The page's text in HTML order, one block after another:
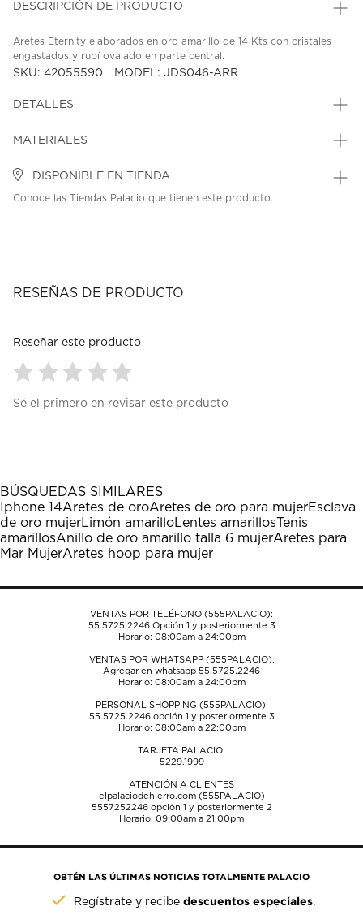
DESCRIPCIÓN DE PRODUCTO
Aretes Eternity elaborados en oro amarillo de 14 Kts con cristales
engastados y rubí ovalado en parte central.
SKU: 42055590 MODEL: JDS046-ARR
DETALLES
MATERIALES
DISPONIBLE EN TIENDA
Conoce las Tiendas Palacio que tienen este producto.
RESEÑAS DE PRODUCTO
Reseñar este producto
para
1
estrella
Esta
acción
abrirá
el
de
para
estrellas.
Esta
acción
abrirá
el
de
para
estrellas.
Esta
acción
abrirá
el
de
para
estrellas.
Esta
acción
abrirá
el
de
para
estrellas.
Esta
acción
abrirá
el
de
Sé el primero en revisar este producto
BÚSQUEDAS SIMILARES
Iphone 14Aretes de oroAretes de oro para mujerEsclava
de oro mujerLimón amarilloLentes amarillosTenis
amarillosAnillo de oro amarillo talla 6 mujerAretes para
Mar MujerAretes hoop para mujer
VENTAS POR TELÉFONO (555PALACIO):
55.5725.2246Opción 1 y posteriormente 3
Horario: 08:00am a 24:00pm
VENTAS POR WHATSAPP (555PALACIO):
Agregar en whatsapp 55.5725.2246
Horario: 08:00am a 24:00pm
PERSONAL SHOPPING (555PALACIO):
55.5725.2246opción 1 y posteriormente 3
Horario: 08:00am a 22:00pm
TARJETA PALACIO:
5229.1999
ATENCIÓN A CLIENTES
elpalaciodehierro.com (555PALACIO)
5557252246opción 1 y posteriormente 2
Horario: 09:00am a 21:00pm
OBTÉN LAS ÚLTIMAS NOTICIAS TOTALMENTE PALACIO
Regístrate y recibedescuentos especiales.